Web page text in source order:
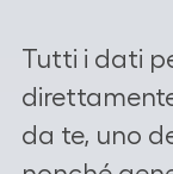
Tutti i dati
da te, uno